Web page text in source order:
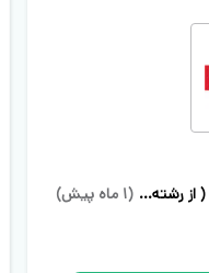
استخدام کارشناس پیاده سازی نرم افزار ( از رشته‌های متنوع) (۱ ماه پیش )